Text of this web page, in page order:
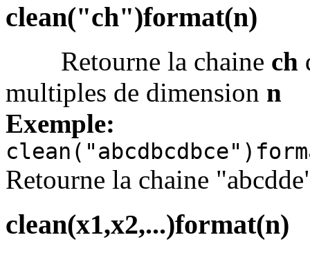
clean("ch")format(n)
Retourne la chaine ch
multiples de dimension n
Exemple:
Retourne la chaine
clean(x1,x2,...)format(n)